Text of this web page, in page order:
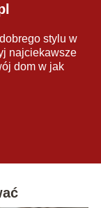
stylu w
najciekawsze
dom w jak